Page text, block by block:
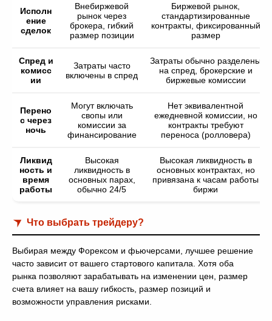
Исполн
ение
сделок
Внебиржевой
рынок через
брокера, гибкий
размер позиции
Биржевой рынок,
стандартизированные
контракты, фиксированный
размер
Спред и
комисс
ии
Затраты часто
включены в спред
Затраты обычно разделены
на спред, брокерские и
биржевые комиссии
Перено
с через
ночь
Могут включать
свопы или
комиссии за
финансирование
Нет эквивалентной
ежедневной комиссии, но
контракты требуют
переноса (ролловера)
Ликвид
ность и
время
работы
Высокая
ликвидность в
основных парах,
обычно 24/5
Высокая ликвидность в
основных контрактах, но
привязана к часам работы
биржи
Что выбрать трейдеру?
Выбирая между Форексом и фьючерсами, лучшее решение
часто зависит от вашего стартового капитала. Хотя оба
рынка позволяют зарабатывать на изменении цен, размер
счета влияет на вашу гибкость, размер позиций и
возможности управления рисками.